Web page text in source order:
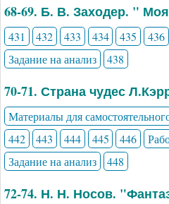
68-69. Б. В. Заходер. "
431 432 433 434 435 436
Задание на анализ
438
70-71. Страна чудес
Материалы для
442
443 444 445 446
Задание на анализ
448
72-74. Н. Н. Носов.